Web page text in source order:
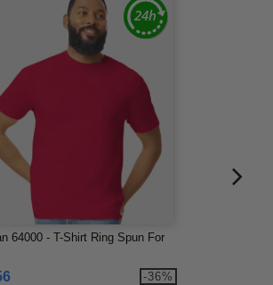
64000 - T-Shirt Ring Spun For
-36%